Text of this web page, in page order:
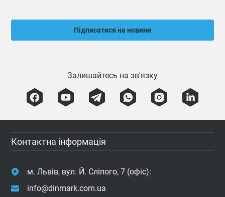
Підписатися на новини
Залишайтесь на зв'язку
Контактна інформація
м. Львів, вул. Й. Сліпого, 7 (офіс):
info@dinmark.com.ua